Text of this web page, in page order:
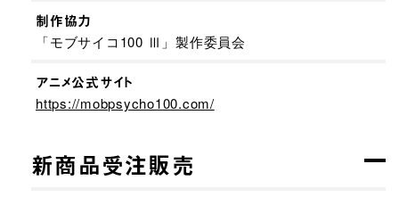
制作協力
「モブサイコ100 Ⅲ」製作委員会
アニメ公式サイト
https://mobpsycho100.com/
新商品受注販売